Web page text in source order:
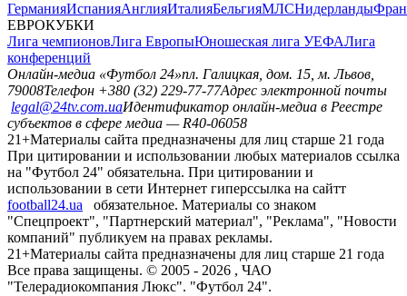
ГерманияИспанияАнглияИталияБельгияМЛСНидерланды
ЕВРОКУБКИ
Лига чемпионовЛига ЕвропыЮношеская лига УЕФАЛига
конференций
Онлайн-медиа «Футбол 24»пл. Галицкая, дом. 15, м. Львов,
79008Телефон +380 (32) 229-77-77Адрес электронной почты
legal@24tv.com.uaИдентификатор онлайн-медиа в Реестре
субъектов в сфере медиа — R40-06058
21+Материалы сайта предназначены для лиц старше 21 года
При цитировании и использовании любых материалов ссылка
на "Футбол 24" обязательна. При цитировании и
использовании в сети Интернет гиперссылка на сайтт
football24.ua
обязательное. Материалы со знаком
"Спецпроект", "Партнерский материал", "Реклама", "Новости
компаний" публикуем на правах рекламы.
21+Материалы сайта предназначены для лиц старше 21 года
Все права защищены. © 2005 - 2026 , ЧАО
"Телерадиокомпания Люкс". "Футбол 24".